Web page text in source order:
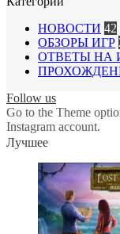
НОВОСТИ 42
ОБЗОРЫ ИГР
ОТВЕТЫ НА
Follow us
Go to the Theme
Instagram account.
Лучшее